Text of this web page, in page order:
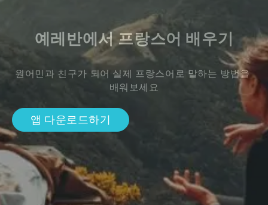
예레반에서 프랑스어 배우기
원어민과 친구가 되어 실제 프랑스어로 말하는 방법을
배워보세요
앱 다운로드하기